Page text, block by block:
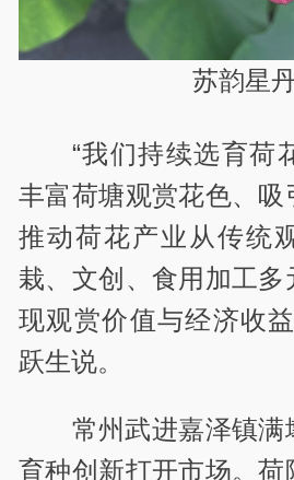
苏韵星
“我们持续选育荷
丰富荷塘观赏花色、
推动荷花产业从传统
栽、文创、食用加工多
现观赏价值与经济收
跃生说。
常州武进嘉泽镇满
育种创新打开市场。荷